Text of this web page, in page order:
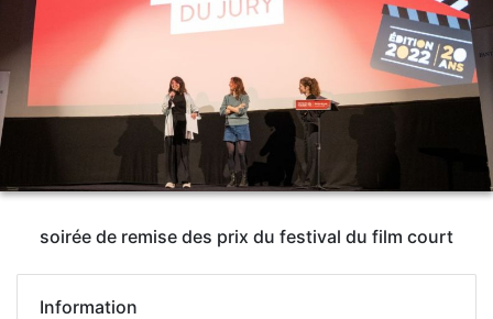
soirée de remise des prix du festival du film court
Information